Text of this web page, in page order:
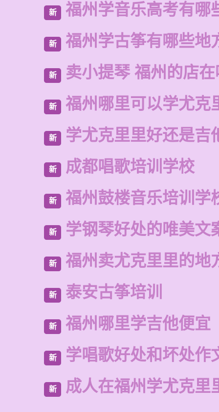
新 福州学音乐高考有哪
新 福州学古筝有哪些地
新 卖小提琴 福州的店
新 福州哪里可以学尤克
新 学尤克里里好还是吉
新 成都唱歌培训学校
新 福州鼓楼音乐培训学
新 学钢琴好处的唯美文
新 福州卖尤克里里的地
新 泰安古筝培训
新 福州哪里学吉他便宜
新 学唱歌好处和坏处作
新 成人在福州学尤克里